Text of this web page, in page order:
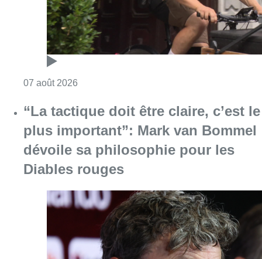
Diables rouges
Consulter l'article "“La tactique doit être